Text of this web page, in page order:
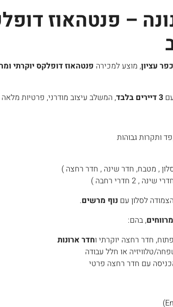
– פנטהאוז
כפר עציון, מוצע למכירה פנטהאוז דופלקס יוקרתי
3 דיירים בלבד , המשלב עיצוב מודרני, פרטיות
ותקרות גבוהות
לסלון עם נוף מרשים.
, בהם:
חדר רחצה יוקרתי וחדר ארונות
טלוויזיה או חלל עבודה
עם חדר רחצה פרטי